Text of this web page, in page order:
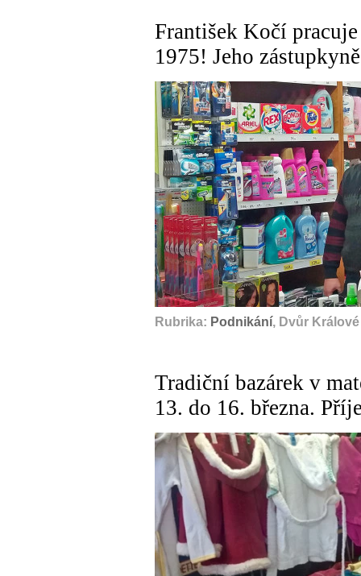
František Kočí
1975! Jeho
Rubrika: Podnikání, Dvůr
Tradiční bazárek v
13. do 16. března.